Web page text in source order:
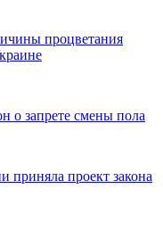
процветания
о запрете смены пола
приняла проект закона